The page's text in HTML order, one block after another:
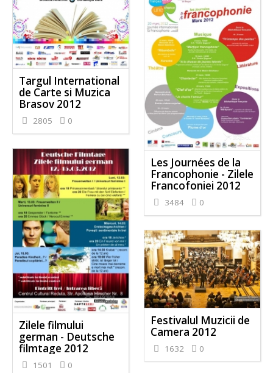
Targul International
de Carte si Muzica
Brasov 2012
2805 0
Les Journées de la
Francophonie - Zilele
Francofoniei 2012
3484 0
Zilele filmului
german - Deutsche
filmtage 2012
1501 0
Festivalul Muzicii de
Camera 2012
1632 0